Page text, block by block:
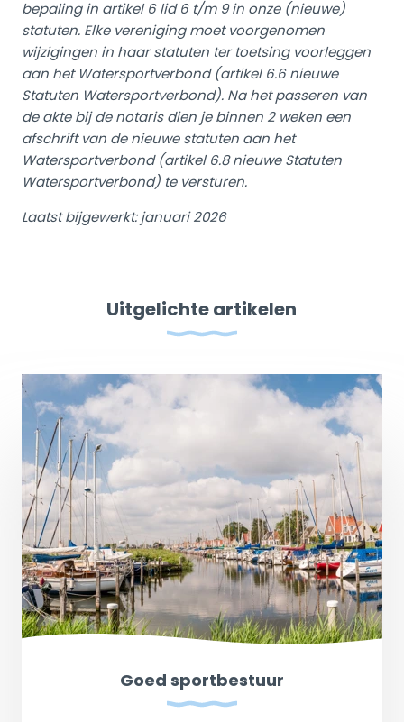
bepaling in artikel 6 lid 6 t/m 9 in onze (nieuwe)
statuten. Elke vereniging moet voorgenomen
wijzigingen in haar statuten ter toetsing voorleggen
aan het Watersportverbond (artikel 6.6 nieuwe
Statuten Watersportverbond). Na het passeren van
de akte bij de notaris dien je binnen 2 weken een
afschrift van de nieuwe statuten aan het
Watersportverbond (artikel 6.8 nieuwe Statuten
Watersportverbond) te versturen.
Laatst bijgewerkt: januari 2026
Uitgelichte artikelen
Goed sportbestuur